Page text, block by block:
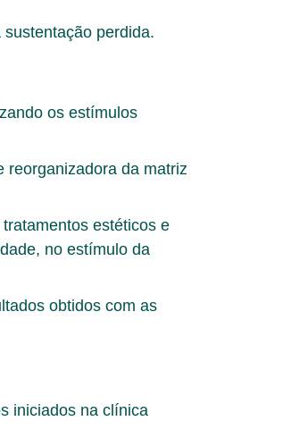
perdida.
os estímulos
reorganizadora da matriz
estéticos e
no estímulo da
obtidos com as
iniciados na clínica